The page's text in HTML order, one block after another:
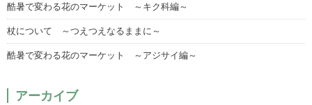
酷暑で変わる花のマーケット ～キク科編～
杖について ～つえつえなるままに～
酷暑で変わる花のマーケット ～アジサイ編～
アーカイブ